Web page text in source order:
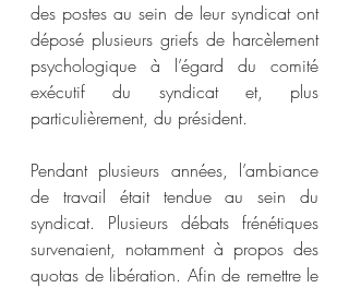
des postes au sein de leur syndicat ont
déposé plusieurs griefs de harcèlement
psychologique à l’égard du comité
exécutif du syndicat et, plus
particulièrement, du président.
Pendant plusieurs années, l’ambiance
de travail était tendue au sein du
syndicat. Plusieurs débats frénétiques
survenaient, notamment à propos des
quotas de libération. Afin de remettre le